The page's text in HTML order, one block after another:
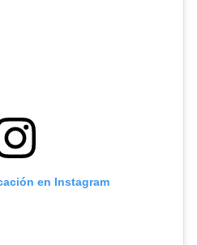
en Instagram